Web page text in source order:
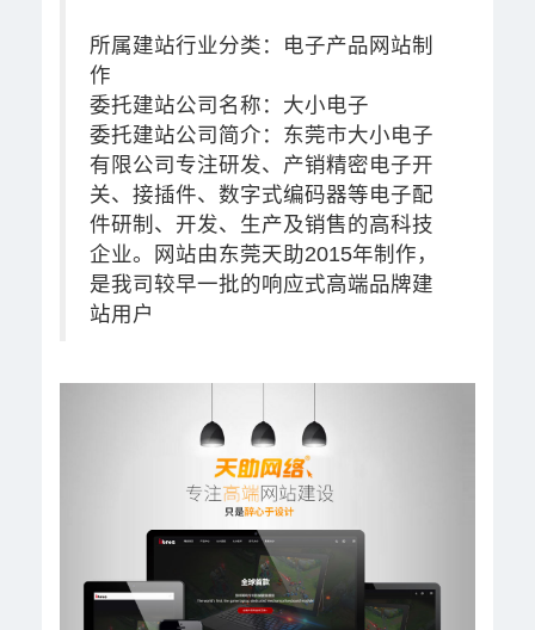
所属建站行业分类：电子产品网站制
作
委托建站公司名称：大小电子
委托建站公司简介：东莞市大小电子
有限公司专注研发、产销精密电子开
关、接插件、数字式编码器等电子配
件研制、开发、生产及销售的高科技
企业。网站由东莞天助2015年制作，
是我司较早一批的响应式高端品牌建
站用户